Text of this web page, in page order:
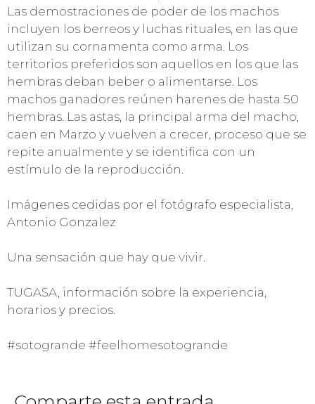
Las demostraciones de poder de los machos
incluyen los berreos y luchas rituales, en las que
utilizan su cornamenta como arma. Los
territorios preferidos son aquellos en los que las
hembras deban beber o alimentarse. Los
machos ganadores reúnen harenes de hasta 50
hembras. Las astas, la principal arma del macho,
caen en Marzo y vuelven a crecer, proceso que se
repite anualmente y se identifica con un
estímulo de la reproducción.
Imágenes cedidas por el fotógrafo especialista,
Antonio Gonzalez
Una sensación que hay que vivir.
TUGASA, información sobre la experiencia,
horarios y precios.
#sotogrande #feelhomesotogrande